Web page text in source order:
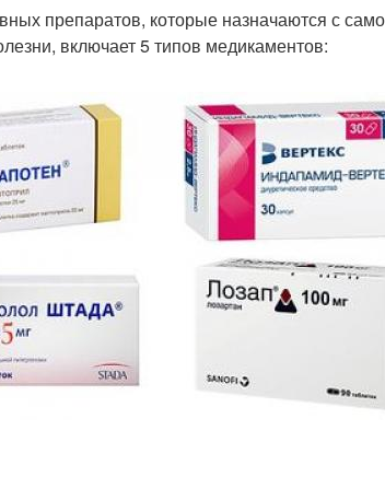
препаратов, которые назначаются с
включает 5 типов медикаментов: